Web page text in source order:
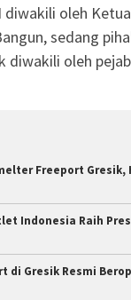
diwakili oleh
sedang
diwakili oleh
Freeport Gresik,
Indonesia Raih
di Gresik Resmi